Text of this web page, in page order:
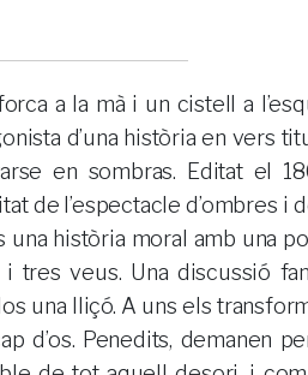
a la mà i un cistell a
d’una història en vers
en sombras. Editat el
de l’espectacle d’ombres i
història moral amb una
tres veus. Una discussió
una lliçó. A uns els
d’os. Penedits, demanen